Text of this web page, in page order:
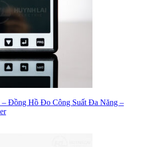
Đồng Hồ Đo Công Suất Đa Năng –